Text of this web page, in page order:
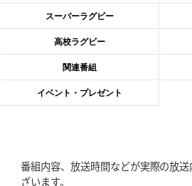
2026年6月11日(木)更新
神戸、リーグワン初優勝の道のりデイブ・
2026年6月4日(木)更新
“泣き虫先生”こと山口良治氏死去「信は力
2026年5月21日(木)更新
スーパーラグビー
高校ラグビー
関連番組
イベント・プレゼント
番組内容、放送時間などが実際の放
ざいます。